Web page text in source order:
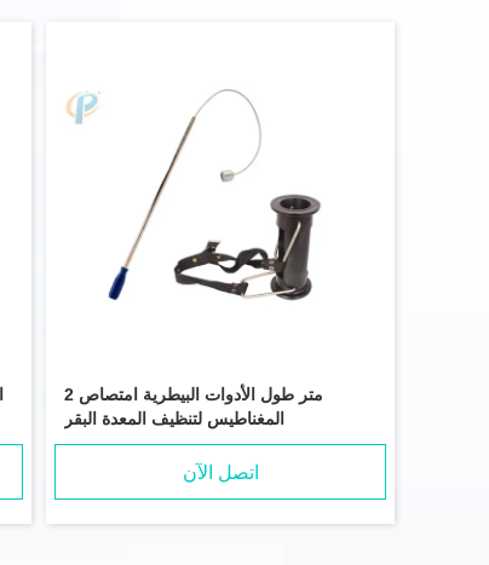
2 متر طول الأدوات البيطرية امتصاص
المغناطيس لتنظيف المعدة البقر
اتصل الآن